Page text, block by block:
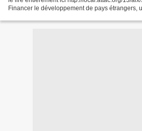
Financer le développement de pays étrangers,